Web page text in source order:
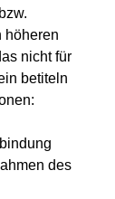
höheren
nicht für
betiteln
des